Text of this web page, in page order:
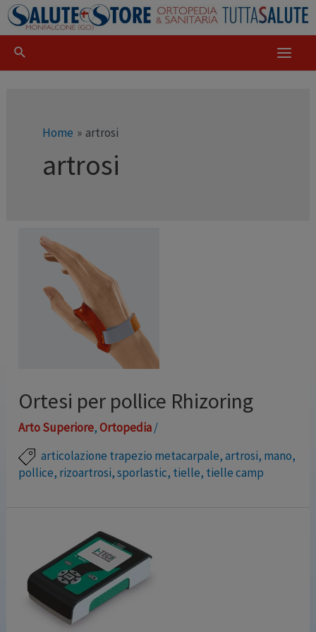
Home artrosi
artrosi
Ortesi per pollice Rhizoring
Arto Superiore,Ortopedia/
articolazione trapezio metacarpale,artrosi, mano,
pollice, rizoartrosi,sporlastic, tielle, tielle camp
senza dolore. Facile da indossare, grande tollerabilità;
idrorepellente, ideale per attività domestiche e
lavorative; termomodellabile. INDICAZIONI: Dolori
funzionali all’articolazione trapezio metacarpale. In